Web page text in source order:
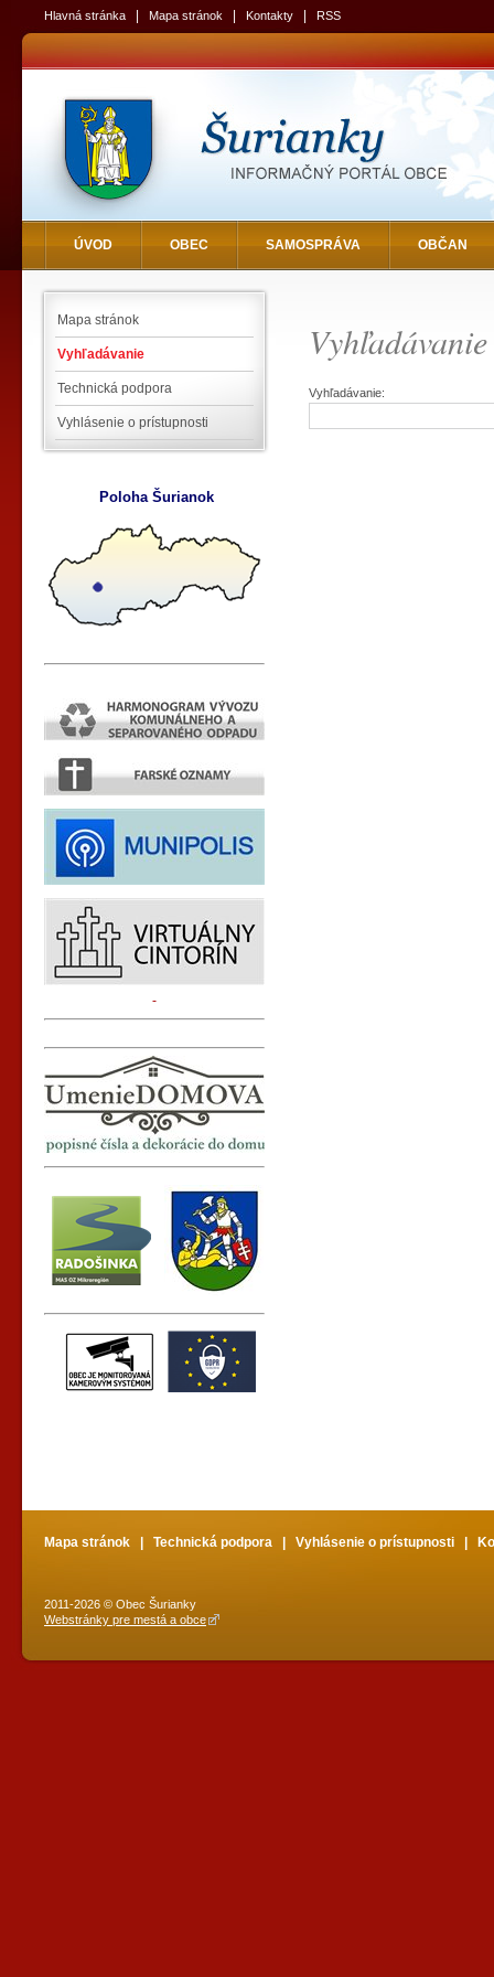
Hlavná stránka Mapa stránok Kontakty RSS
ÚVOD OBEC SAMOSPRÁVA OBČAN
Mapa stránok
Vyhľadávanie
Technická podpora
Vyhlásenie o prístupnosti
Poloha Šurianok
Vyhľadávanie
Vyhľadávanie:
Mapa stránok Technická podpora Vyhlásenie o prístupnosti
2011-2026 © Obec Šurianky
Webstránky pre mestá a obce